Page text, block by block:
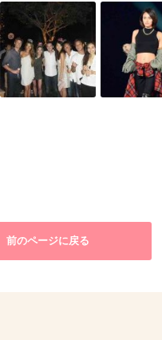
前のページに戻る